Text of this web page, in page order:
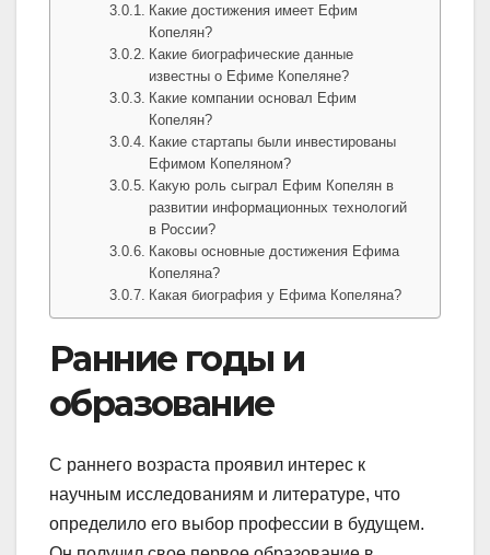
Какие достижения имеет Ефим
Копелян?
Какие биографические данные
известны о Ефиме Копеляне?
Какие компании основал Ефим
Копелян?
Какие стартапы были инвестированы
Ефимом Копеляном?
Какую роль сыграл Ефим Копелян в
развитии информационных технологий
в России?
Каковы основные достижения Ефима
Копеляна?
Какая биография у Ефима Копеляна?
Ранние годы и
образование
С раннего возраста проявил интерес к
научным исследованиям и литературе, что
определило его выбор профессии в будущем.